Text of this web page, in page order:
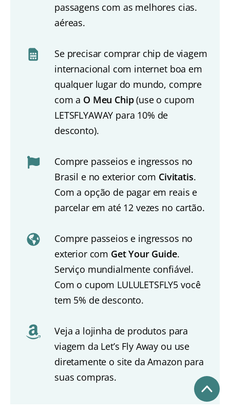
passagens com as melhores cias.
aéreas.
Se precisar comprar chip de viagem
internacional com internet boa em
qualquer lugar do mundo, compre
com a O Meu Chip(use o cupom
LETSFLYAWAY para 10% de
desconto).
Compre passeios e ingressos no
Brasil e no exterior com Civitatis.
Com a opção de pagar em reais e
parcelar em até 12 vezes no cartão.
Compre passeios e ingressos no
exterior com Get Your Guide.
Serviço mundialmente confiável.
Com o cupom LULULETSFLY5 você
tem 5% de desconto.
Veja a lojinha de produtos para
viagem da Let’s Fly Away ou use
diretamente o site da Amazon para
suas compras.